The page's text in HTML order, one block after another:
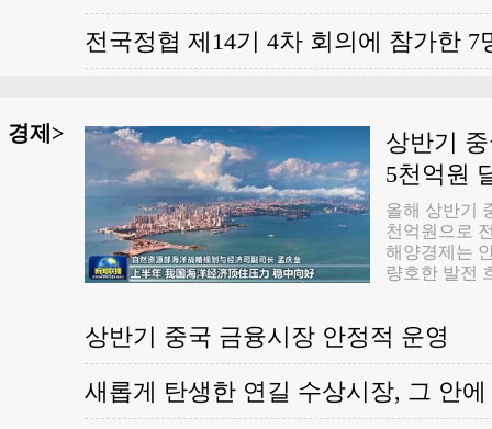
로서 경제를
안정을 유지
진하는 중요
지는 현당위
다. 현당위
식 현당위 서
음과 같이 지
되려면 반드
한다. 당에
요한 기준이
여러가지 기
음속에 당을
켜야 한다.
식을 강화하
고 조직에 복
통일을 수호
전국정협 제14기 4차 회의에 참가한 7
경제>
상반기
5천억원
올해 상반기
천억원으로
해양경제는
량호한 발전
지속적으로
두드러졌다.
산총액은 5조
5.1% 증가해
상반기 중국 금융시장 안정적 운영
새롭게 탄생한 연길 수상시장, 그 안